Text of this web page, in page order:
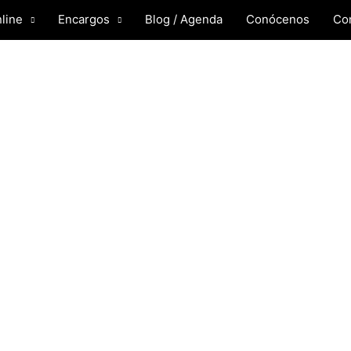
Encargos Blog / Agenda Conócenos
por: